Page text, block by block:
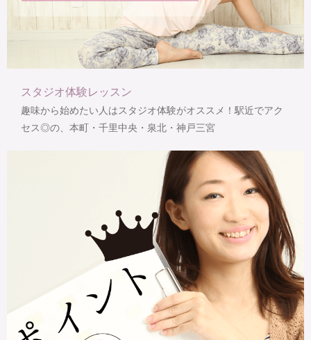
スタジオ体験レッスン
趣味から始めたい人はスタジオ体験がオススメ！駅近でアク
セス◎の、本町・千里中央・泉北・神戸三宮